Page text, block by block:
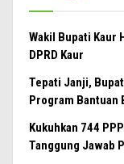
Wakil Bupati Kaur
DPRD Kaur
Tepati Janji,
Program Bantuan
Kukuhkan 744
Tanggung Jawab